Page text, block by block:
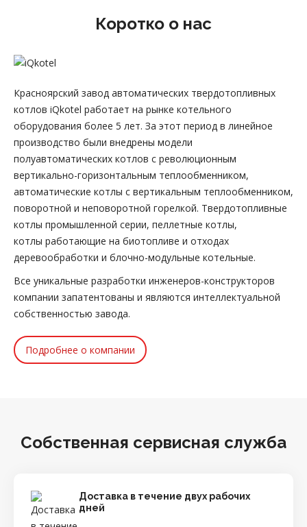
Коротко о нас
Красноярский завод автоматических твердотопливных
котлов iQkotel работает на рынке котельного
оборудования более 5 лет. За этот период в линейное
производство были внедрены модели
полуавтоматических котлов с революционным
вертикально-горизонтальным теплообменником,
автоматические котлы с вертикальным теплообменником,
поворотной и неповоротной горелкой. Твердотопливные
котлы промышленной серии, пеллетные котлы,
котлы работающие на биотопливе и отходах
деревообработки и блочно-модульные котельные.
Все уникальные разработки инженеров-конструкторов
компании запатентованы и являются интеллектуальной
собственностью завода.
Подробнее о компании
Собственная сервисная служба
Доставка в течение двух рабочих
дней